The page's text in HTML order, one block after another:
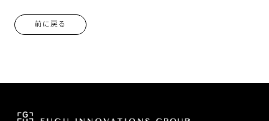
前に戻る